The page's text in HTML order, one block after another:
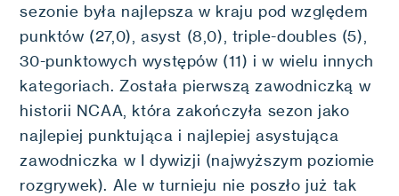
sezonie była najlepsza w kraju pod względem
punktów (27,0), asyst (8,0), triple-doubles (5),
30-punktowych występów (11) i w wielu innych
kategoriach. Została pierwszą zawodniczką w
historii NCAA, która zakończyła sezon jako
najlepiej punktująca i najlepiej asystująca
zawodniczka w I dywizji (najwyższym poziomie
rozgrywek). Ale w turnieju nie poszło już tak